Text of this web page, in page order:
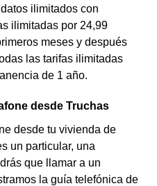
ilimitados con
ilimitadas por 24,99
meses y después
las tarifas ilimitadas
de 1 año.
desde Truchas
desde tu vivienda de
un particular, una
que llamar a un
la guía telefónica de